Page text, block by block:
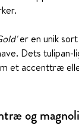
er en unik
Dets
et accenttræ
og